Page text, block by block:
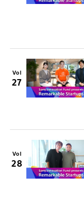
Vol
27
Vol
28